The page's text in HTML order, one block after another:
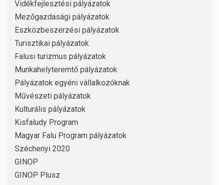
Vidékfejlesztési pályázatok
Mezőgazdasági pályázatok
Eszközbeszerzési pályázatok
Turisztikai pályázatok
Falusi turizmus pályázatok
Munkahelyteremtő pályázatok
Pályázatok egyéni vállalkozóknak
Művészeti pályázatok
Kulturális pályázatok
Kisfaludy Program
Magyar Falu Program pályázatok
Széchenyi 2020
GINOP
GINOP Plusz